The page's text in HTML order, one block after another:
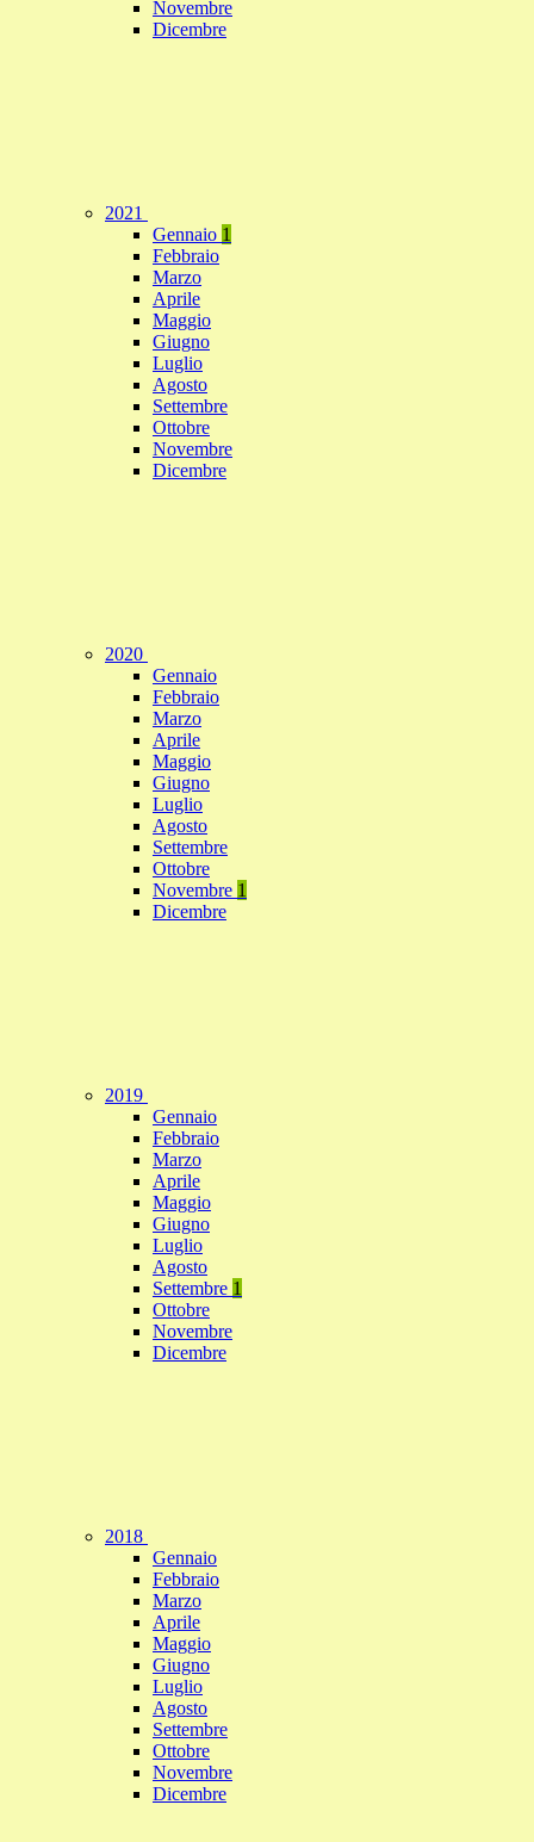
Novembre
Dicembre
2021
Gennaio 1
Febbraio
Marzo
Aprile
Maggio
Giugno
Luglio
Agosto
Settembre
Ottobre
Novembre
Dicembre
2020
Gennaio
Febbraio
Marzo
Aprile
Maggio
Giugno
Luglio
Agosto
Settembre
Ottobre
Novembre 1
Dicembre
2019
Gennaio
Febbraio
Marzo
Aprile
Maggio
Giugno
Luglio
Agosto
Settembre 1
Ottobre
Novembre
Dicembre
2018
Gennaio
Febbraio
Marzo
Aprile
Maggio
Giugno
Luglio
Agosto
Settembre
Ottobre
Novembre
Dicembre